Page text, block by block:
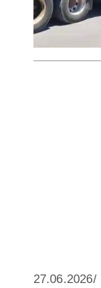
27.06.2026/